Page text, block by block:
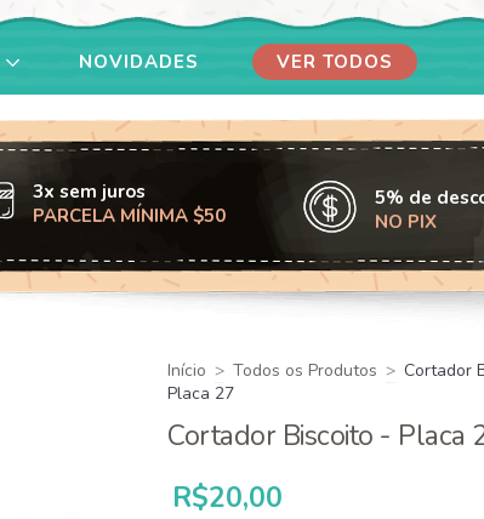
NOVIDADES VER TODOS
3x sem juros
PARCELA MÍNIMA $50
5% de
NO PIX
Início > Todos os Produtos > Cortador
Placa 27
Cortador Biscoito - Placa
R$20,00